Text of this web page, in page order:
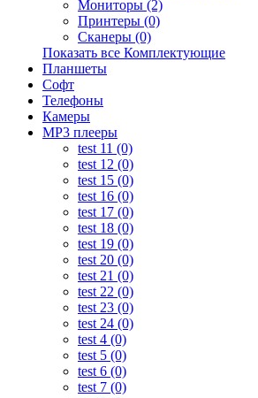
Мониторы (2)
Принтеры (0)
Сканеры (0)
Показать все Комплектующие
Планшеты
Софт
Телефоны
Камеры
MP3 плееры
test 11 (0)
test 12 (0)
test 15 (0)
test 16 (0)
test 17 (0)
test 18 (0)
test 19 (0)
test 20 (0)
test 21 (0)
test 22 (0)
test 23 (0)
test 24 (0)
test 4 (0)
test 5 (0)
test 6 (0)
test 7 (0)